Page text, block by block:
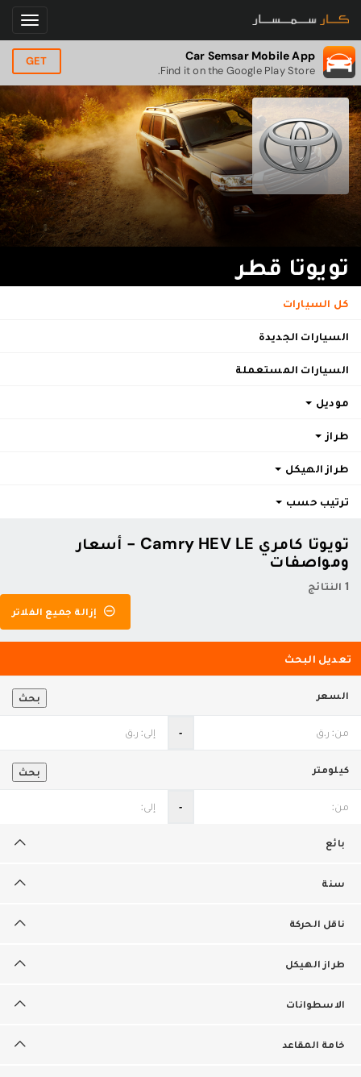
Car Semsar Mobile App
Find it on the Google Play Store.
GET
تويوتا قطر
كل السيارات
السيارات الجديدة
السيارات المستعملة
موديل
طراز
طراز الهيكل
ترتيب حسب
تويوتا كامري Camry HEV LE - أسعار
ومواصفات
1 النتائج
إزالة جميع الفلاتر
تعديل البحث
بحث السعر
‐
بحث كيلومتر
‐
بائع
سنة
ناقل الحركة
طراز الهيكل
الاسطوانات
خامة المقاعد